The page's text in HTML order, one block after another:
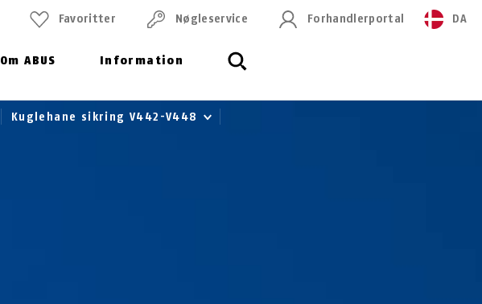
Om ABUS Information
Favoritter Nøgleservice Forhandlerportal DA
Kuglehane sikring V442-V448